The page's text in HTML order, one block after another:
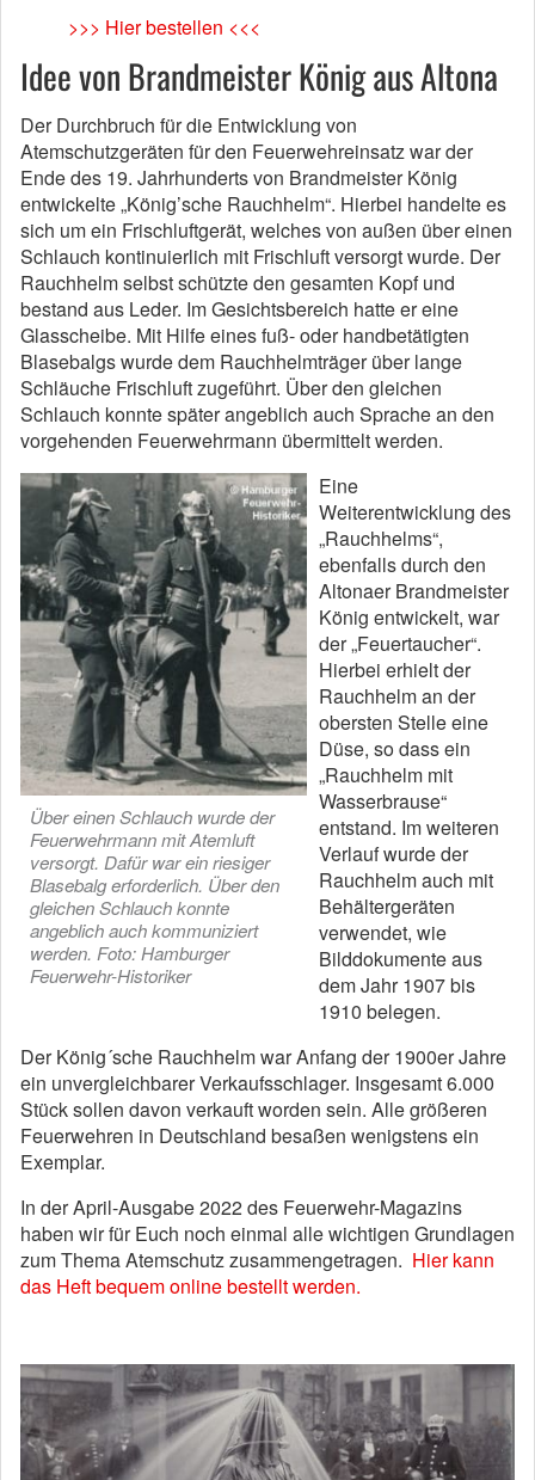
>>> Hier bestellen <<<
Idee von Brandmeister König aus Altona
Der Durchbruch für die Entwicklung von
Atemschutzgeräten für den Feuerwehreinsatz war der
Ende des 19. Jahrhunderts von Brandmeister König
entwickelte „König’sche Rauchhelm“. Hierbei handelte es
sich um ein Frischluftgerät, welches von außen über einen
Schlauch kontinuierlich mit Frischluft versorgt wurde. Der
Rauchhelm selbst schützte den gesamten Kopf und
bestand aus Leder. Im Gesichtsbereich hatte er eine
Glasscheibe. Mit Hilfe eines fuß- oder handbetätigten
Blasebalgs wurde dem Rauchhelmträger über lange
Schläuche Frischluft zugeführt. Über den gleichen
Schlauch konnte später angeblich auch Sprache an den
vorgehenden Feuerwehrmann übermittelt werden.
Über einen Schlauch wurde der
Feuerwehrmann mit Atemluft
versorgt. Dafür war ein riesiger
Blasebalg erforderlich. Über den
gleichen Schlauch konnte
angeblich auch kommuniziert
werden. Foto: Hamburger
Feuerwehr-Historiker
Eine
Weiterentwicklung des
„Rauchhelms“,
ebenfalls durch den
Altonaer Brandmeister
König entwickelt, war
der „Feuertaucher“.
Hierbei erhielt der
Rauchhelm an der
obersten Stelle eine
Düse, so dass ein
„Rauchhelm mit
Wasserbrause“
entstand. Im weiteren
Verlauf wurde der
Rauchhelm auch mit
Behältergeräten
verwendet, wie
Bilddokumente aus
dem Jahr 1907 bis
1910 belegen.
Der König´sche Rauchhelm war Anfang der 1900er Jahre
ein unvergleichbarer Verkaufsschlager. Insgesamt 6.000
Stück sollen davon verkauft worden sein. Alle größeren
Feuerwehren in Deutschland besaßen wenigstens ein
Exemplar.
In der April-Ausgabe 2022 des Feuerwehr-Magazins
haben wir für Euch noch einmal alle wichtigen Grundlagen
zum Thema Atemschutz zusammengetragen. Hier kann
das Heft bequem online bestellt werden.